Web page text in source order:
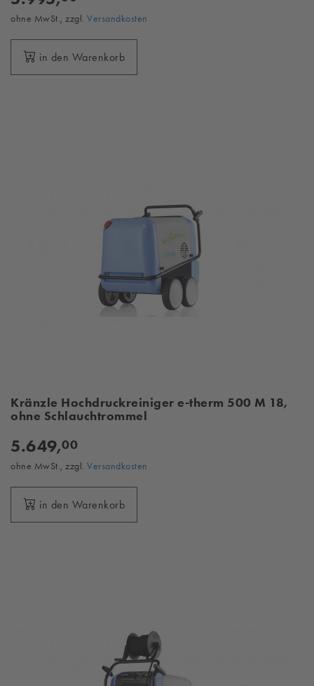
ohne MwSt., zzgl. Versandkosten
in den Warenkorb
Kränzle Hochdruckreiniger e-therm 500 M 18,
ohne Schlauchtrommel
5.649,00
ohne MwSt., zzgl. Versandkosten
in den Warenkorb